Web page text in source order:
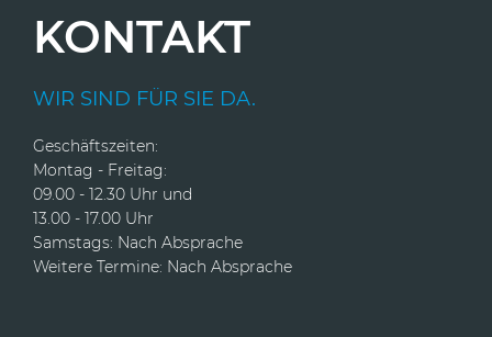
KONTAKT
WIR SIND FÜR SIE DA.
Geschäftszeiten:
Montag - Freitag:
09.00 - 12.30 Uhr und
13.00 - 17.00 Uhr
Samstags: Nach Absprache
Weitere Termine: Nach Absprache